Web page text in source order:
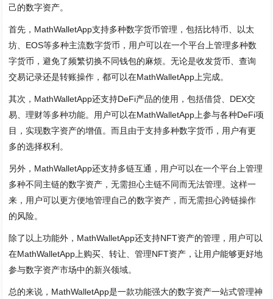
己的数字资产。
首先，MathWalletApp支持多种数字货币管理，包括比特币、以太
坊、EOS等多种主流数字货币，用户可以在一个平台上管理多种数
字货币，避免了频繁切换不同钱包的麻烦。无论是收发货币、查询
交易记录还是转账操作，都可以在MathWalletApp上完成。
其次，MathWalletApp还支持DeFi产品的使用，包括借贷、DEX交
易、理财等多种功能。用户可以在MathWalletApp上参与各种DeFi项
目，实现数字资产的增值。而且由于支持多种数字货币，用户有更
多的选择权利。
另外，MathWalletApp还支持多链互通，用户可以在一个平台上管理
多种不同主链的数字资产，无需担心主链不同而无法管理。这样一
来，用户可以更方便地管理自己的数字资产，而无需担心跨链操作
的风险。
除了以上功能外，MathWalletApp还支持NFT资产的管理，用户可以
在MathWalletApp上购买、转让、管理NFT资产，让用户能够更好地
参与数字资产市场中的新兴领域。
总的来说，MathWalletApp是一款功能强大的数字资产一站式管理神